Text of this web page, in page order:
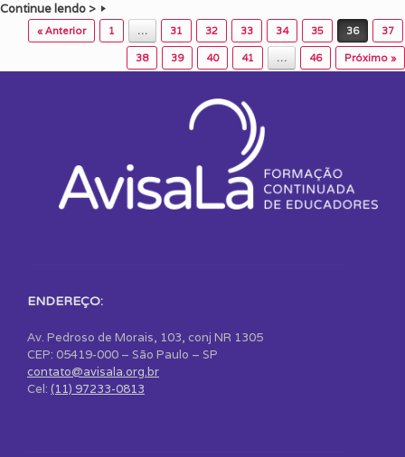
Continue lendo >
Post navigation
« Anterior 1 … 31 32 33 34 35 36 37
38 39 40 41 … 46 Próximo »
ENDEREÇO:
Av. Pedroso de Morais, 103, conj NR 1305
CEP: 05419-000 – São Paulo – SP
contato@avisala.org.br
Cel: (11) 97233-0813